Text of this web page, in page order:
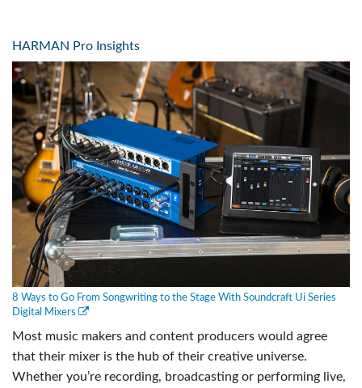
HARMAN Pro Insights
8 Ways to Go From Songwriting to the Stage With Soundcraft Ui Series
Digital Mixers
Most music makers and content producers would agree
that their mixer is the hub of their creative universe.
Whether you’re recording, broadcasting or performing live,